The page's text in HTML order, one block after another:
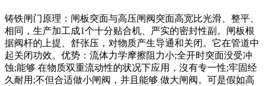
铸铁闸门原理：闸板突面与高压闸阀突面高宽比光滑、整平、
相同，生产加工成1个十分贴合机、严实的密封性副。闸板根
据阀杆的上提、舒张压，对物质产生导通和关闭。它在管道中
起关闭功效。优势：流体力学摩擦阻力小;全开时突面没受冲
蚀;能够 在物质双重流动性的状况下应用，沒有专一性;牢固经
久耐用;不但合适做小闸阀，并且能够 做大闸阀。可是假如高